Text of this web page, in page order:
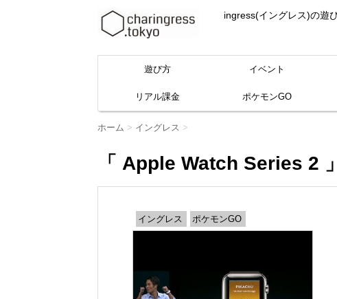
ingress(イングレス)の遊
遊び方 イベント
リアル課金 ポケモンGO
ホーム > イングレス >
「 Apple Watch Series 2
イングレス ポケモンGO